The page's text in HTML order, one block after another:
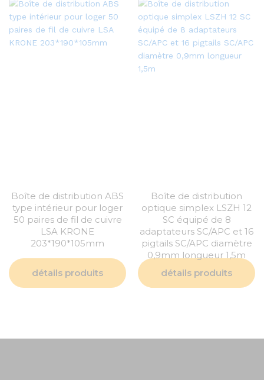
Boîte de distribution ABS
type intérieur pour loger
50 paires de fil de cuivre
LSA KRONE
203*190*105mm
détails produits
Boîte de distribution
optique simplex LSZH 12
SC équipé de 8
adaptateurs SC/APC et 16
pigtails SC/APC diamètre
0,9mm longueur 1,5m
détails produits